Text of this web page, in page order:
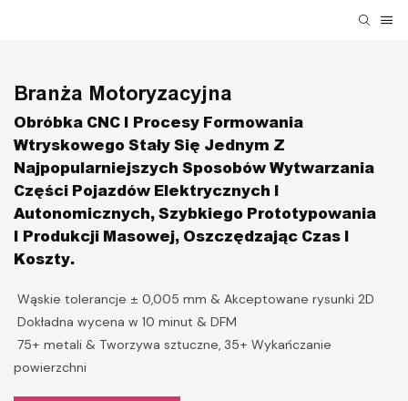
Branża Motoryzacyjna
Obróbka CNC I Procesy Formowania
Wtryskowego Stały Się Jednym Z
Najpopularniejszych Sposobów Wytwarzania
Części Pojazdów Elektrycznych I
Autonomicznych, Szybkiego Prototypowania
I Produkcji Masowej, Oszczędzając Czas I
Koszty.
Wąskie tolerancje ± 0,005 mm & Akceptowane rysunki 2D
Dokładna wycena w 10 minut & DFM
75+ metali & Tworzywa sztuczne, 35+ Wykańczanie
powierzchni